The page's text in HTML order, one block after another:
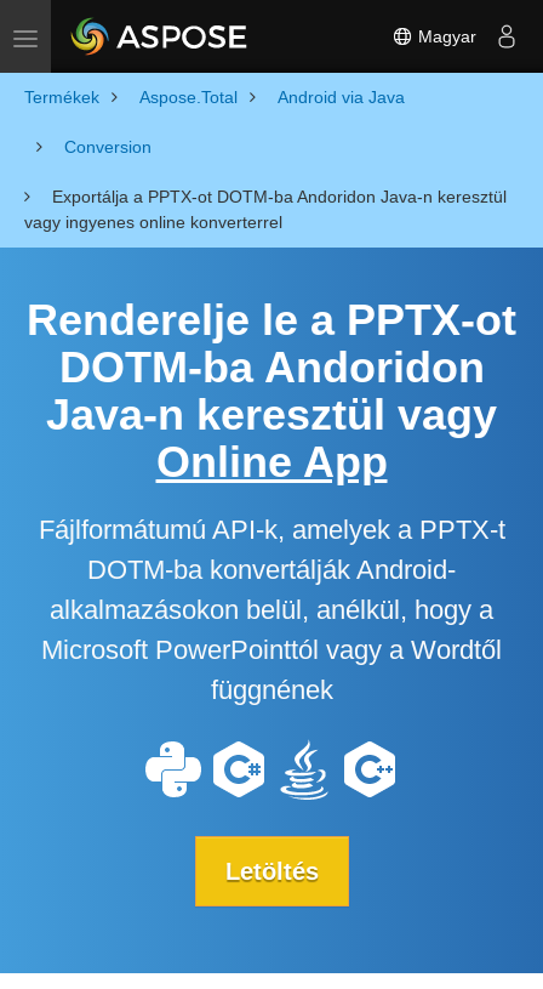
Toggle navigation Magyar
Termékek Aspose.Total Android via Java
Conversion
Exportálja a PPTX-ot DOTM-ba Andoridon Java-n keresztül
vagy ingyenes online konverterrel
Renderelje le a PPTX-ot
DOTM-ba Andoridon
Java-n keresztül vagy
Online App
Fájlformátumú API-k, amelyek a PPTX-t
DOTM-ba konvertálják Android-
alkalmazásokon belül, anélkül, hogy a
Microsoft PowerPointtól vagy a Wordtől
függnének
Letöltés